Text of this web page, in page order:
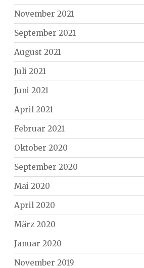
November 2021
September 2021
August 2021
Juli 2021
Juni 2021
April 2021
Februar 2021
Oktober 2020
September 2020
Mai 2020
April 2020
März 2020
Januar 2020
November 2019